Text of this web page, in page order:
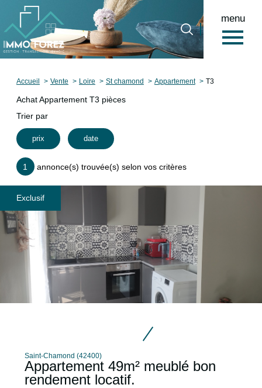
menu
Accueil
0
Accueil Vente Loire St chamond Appartement T3
Achat Appartement T3 pièces
Trier par
prix date
1 annonce(s) trouvée(s) selon vos critères
Exclusif
Saint-Chamond (42400)
Appartement 49m² meublé bon
rendement locatif.